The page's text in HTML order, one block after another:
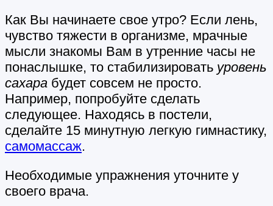
Как Вы начинаете свое утро? Если лень,
чувство тяжести в организме, мрачные
мысли знакомы Вам в утренние часы не
понаслышке, то стабилизировать уровень
сахара будет совсем не просто.
Например, попробуйте сделать
следующее. Находясь в постели,
сделайте 15 минутную легкую гимнастику,
самомассаж.
Необходимые упражнения уточните у
своего врача.